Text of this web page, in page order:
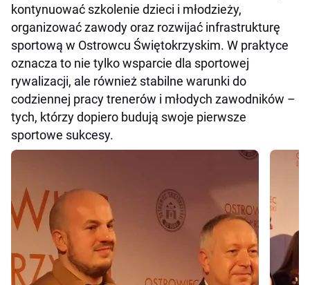
kontynuować szkolenie dzieci i młodzieży,
organizować zawody oraz rozwijać infrastrukturę
sportową w Ostrowcu Świętokrzyskim. W praktyce
oznacza to nie tylko wsparcie dla sportowej
rywalizacji, ale również stabilne warunki do
codziennej pracy trenerów i młodych zawodników –
tych, którzy dopiero budują swoje pierwsze
sportowe sukcesy.